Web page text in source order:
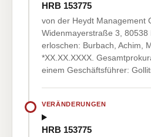
HRB 153775
von der Heydt Management
Widenmayerstraße 3, 80538
erloschen: Burbach, Achim,
*XX.XX.XXXX.
einem Geschäftsführer:
VERÄNDERUNGEN
HRB 153775